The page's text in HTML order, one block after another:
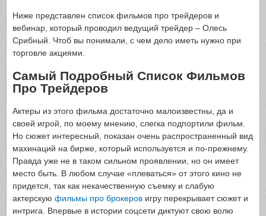
Ниже представлен список фильмов про трейдеров и
вебинар, который проводил ведущий трейдер – Олесь
Срибный. Чтоб вы понимали, с чем дело иметь нужно при
торговле акциями.
Самый Подробный Список Фильмов
Про Трейдеров
Актеры из этого фильма достаточно малоизвестны, да и
своей игрой, по моему мнению, слегка подпортили фильм.
Но сюжет интересный, показан очень распространенный вид
махинаций на бирже, который используется и по-прежнему.
Правда уже не в таком сильном проявлении, но он имеет
место быть. В любом случае «плеваться» от этого кино не
придется, так как некачественную съемку и слабую
актерскую фильмы про брокеров игру перекрывает сюжет и
интрига. Впервые в истории соцсети диктуют свою волю